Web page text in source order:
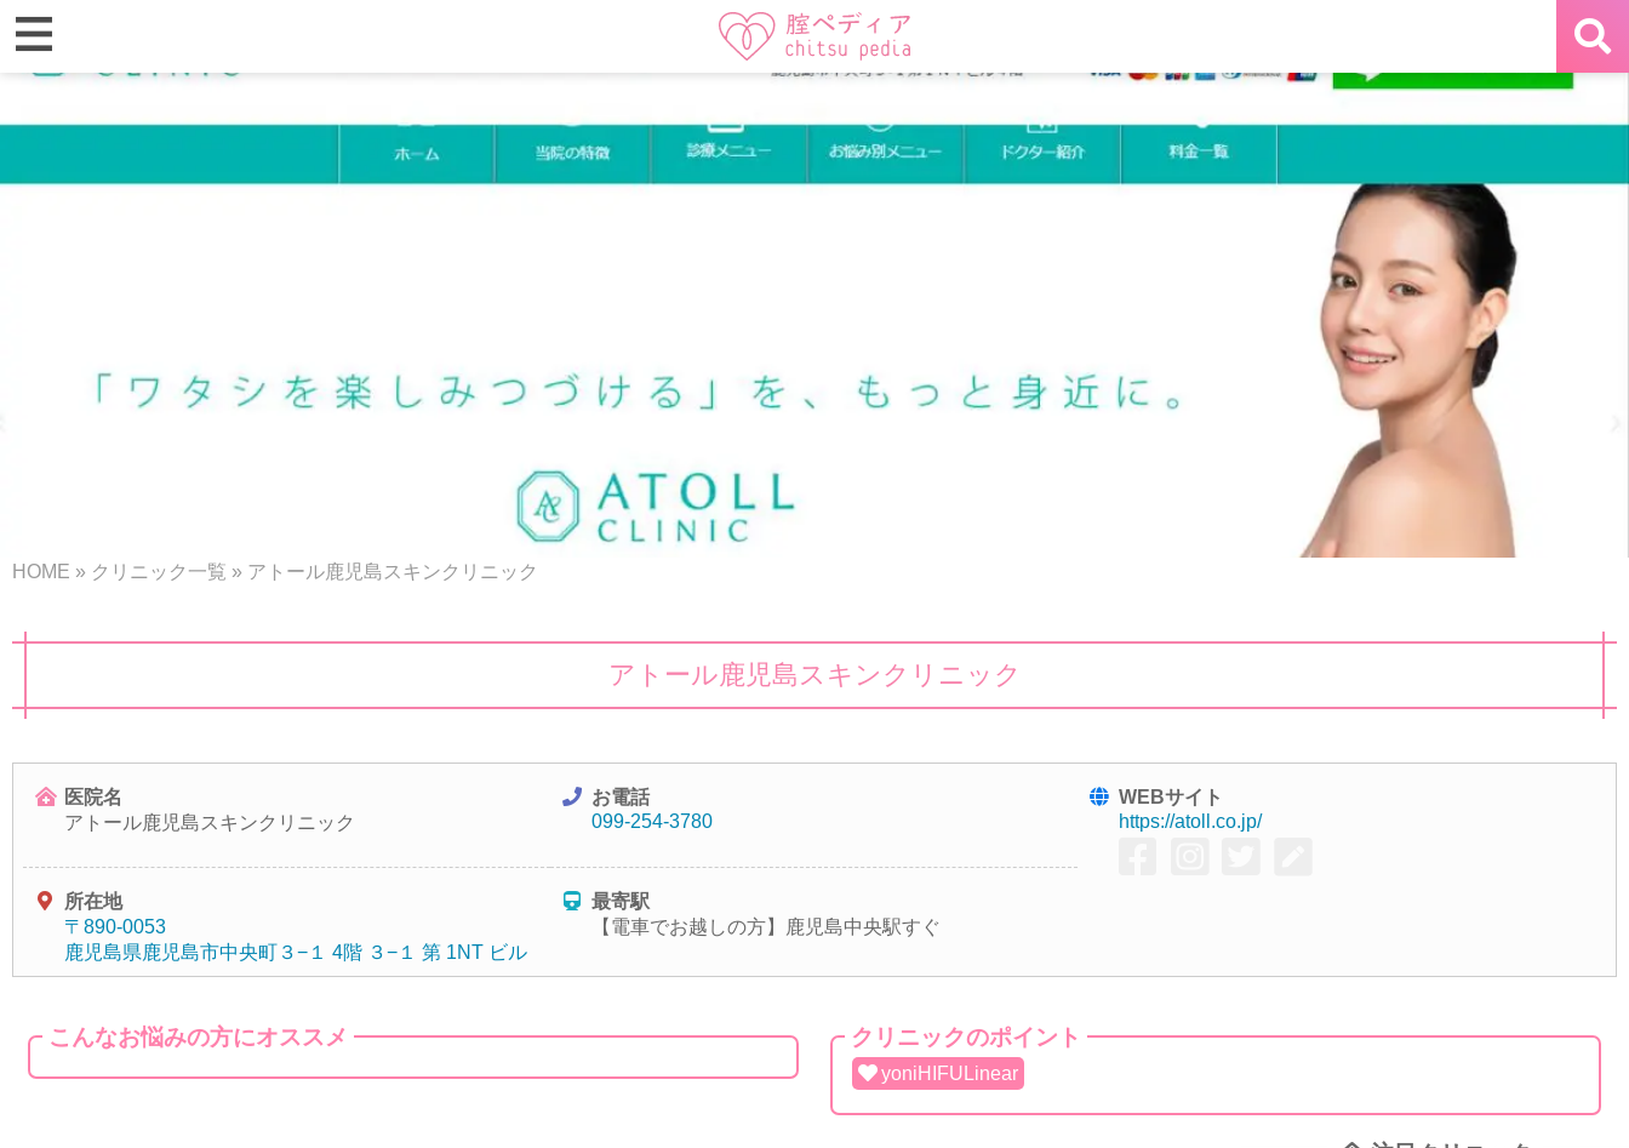
HOME » クリニック一覧 » アトール鹿児島スキンクリニック
アトール鹿児島スキンクリニック
医院名
アトール鹿児島スキンクリニック
所在地
〒890-0053
鹿児島県鹿児島市中央町３−１ 4階 ３−１ 第 1NT ビル
最寄駅
【電車でお越しの方】鹿児島中央駅すぐ
お電話
099-254-3780
WEBサイト
https://atoll.co.jp/
こんなお悩みの方にオススメ クリニックのポイント
yoniHIFULinear